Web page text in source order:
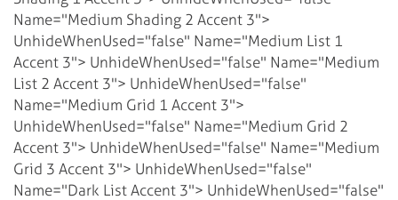
Name="Medium Shading 2 Accent 3">
UnhideWhenUsed="false" Name="Medium List 1
Accent 3"> UnhideWhenUsed="false" Name="Medium
List 2 Accent 3"> UnhideWhenUsed="false"
Name="Medium Grid 1 Accent 3">
UnhideWhenUsed="false" Name="Medium Grid 2
Accent 3"> UnhideWhenUsed="false" Name="Medium
Grid 3 Accent 3"> UnhideWhenUsed="false"
Name="Dark List Accent 3"> UnhideWhenUsed="false"